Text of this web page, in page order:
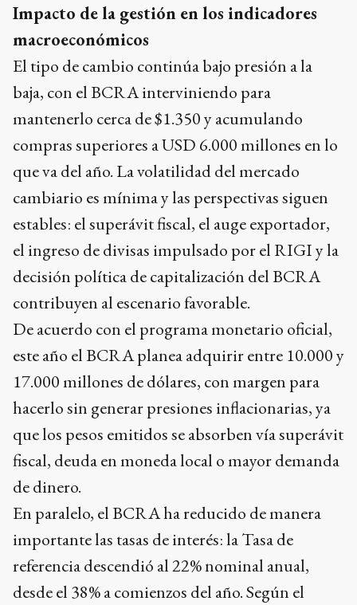
Impacto de la gestión en los indicadores
macroeconómicos
El tipo de cambio continúa bajo presión a la
baja, con el BCRA interviniendo para
mantenerlo cerca de $1.350 y acumulando
compras superiores a USD 6.000 millones en lo
que va del año. La volatilidad del mercado
cambiario es mínima y las perspectivas siguen
estables: el superávit fiscal, el auge exportador,
el ingreso de divisas impulsado por el RIGI y la
decisión política de capitalización del BCRA
contribuyen al escenario favorable.
De acuerdo con el programa monetario oficial,
este año el BCRA planea adquirir entre 10.000 y
17.000 millones de dólares, con margen para
hacerlo sin generar presiones inflacionarias, ya
que los pesos emitidos se absorben vía superávit
fiscal, deuda en moneda local o mayor demanda
de dinero.
En paralelo, el BCRA ha reducido de manera
importante las tasas de interés: la Tasa de
referencia descendió al 22% nominal anual,
desde el 38% a comienzos del año. Según el